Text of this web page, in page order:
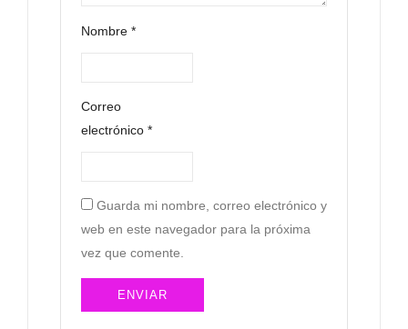
Nombre *
Correo
electrónico *
Guarda mi nombre, correo electrónico y
web en este navegador para la próxima
vez que comente.